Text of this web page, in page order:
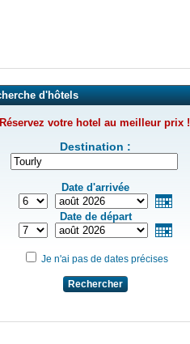
d'hôtels
Réservez votre hotel au meilleur prix !
Destination :
Date d'arrivée
Date de départ
Je n'ai pas de dates précises
Rechercher